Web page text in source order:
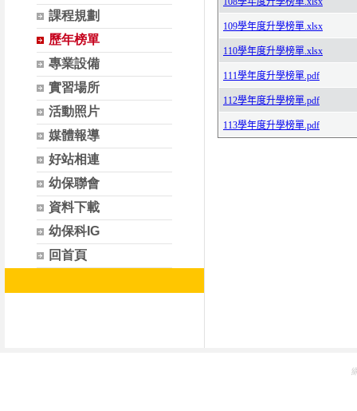
課程規劃
歷年榜單
專業設備
實習場所
活動照片
媒體報導
好站相連
幼保聯會
資料下載
幼保科IG
回首頁